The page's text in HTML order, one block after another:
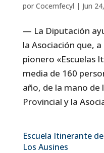
por Cocemfecyl | Jun
— La Diputación
la Asociación que,
pionero «Escuelas
media de 160
año, de la mano de
Provincial y la
Escuela Itinerante
Los Ausines